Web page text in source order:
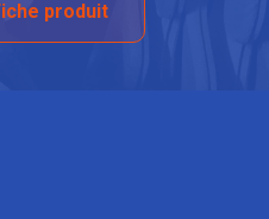
produit